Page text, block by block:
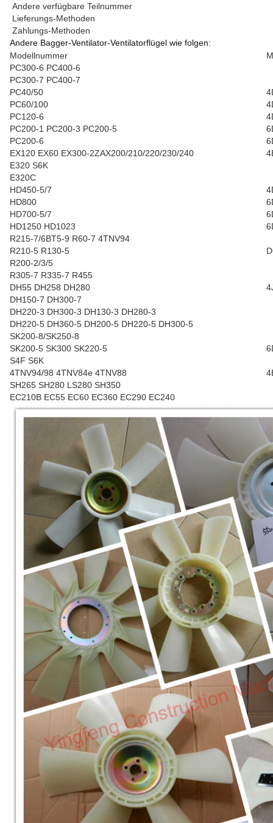
Andere verfügbare Teilnummer
Lieferungs-Methoden
Zahlungs-Methoden
Andere Bagger-Ventilator-Ventilatorflügel wie folgen:
Modellnummer
PC300-6 PC400-6
PC300-7 PC400-7
PC40/50
PC60/100
PC120-6
PC200-1 PC200-3 PC200-5
PC200-6
EX120 EX60 EX300-2ZAX200/210/220/230/240
E320 S6K
E320C
HD450-5/7
HD800
HD700-5/7
HD1250 HD1023
R215-7/6BT5-9 R60-7 4TNV94
R210-5 R130-5
R200-2/3/5
R305-7 R335-7 R455
DH55 DH258 DH280
DH150-7 DH300-7
DH220-3 DH300-3 DH130-3 DH280-3
DH220-5 DH360-5 DH200-5 DH220-5 DH300-5
SK200-8/SK250-8
SK200-5 SK300 SK220-5
S4F S6K
4TNV94/98 4TNV84e 4TNV88
SH265 SH280 LS280 SH350
EC210B EC55 EC60 EC360 EC290 EC240